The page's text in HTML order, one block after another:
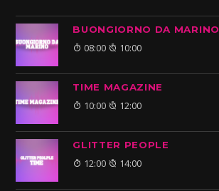
BUONGIORNO DA MARINO
08:00 10:00
TIME MAGAZINE
10:00 12:00
GLITTER PEOPLE
12:00 14:00